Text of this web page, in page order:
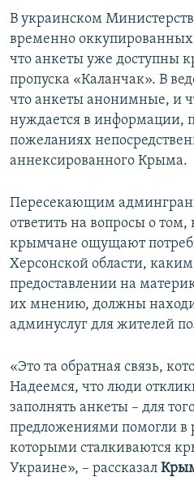
УКРАИНСКАЯ ПРОБЛЕМА КРЫМА
Все сайты RFE/RL
В украинском
временно
что анкеты уже доступны
пропуска «Каланчак». В
что анкеты анонимные, и
нуждается в информации,
пожеланиях
аннексированного Крыма.
Пересекающим
ответить на вопросы о том,
крымчане ощущают
Херсонской области,
предоставлении на
их мнению, должны
админуслуг для жителей
«Это та обратная связь,
Надеемся, что люди
заполнять анкеты – для
предложениями помогли в
которыми сталкиваются
Украине», – рассказал